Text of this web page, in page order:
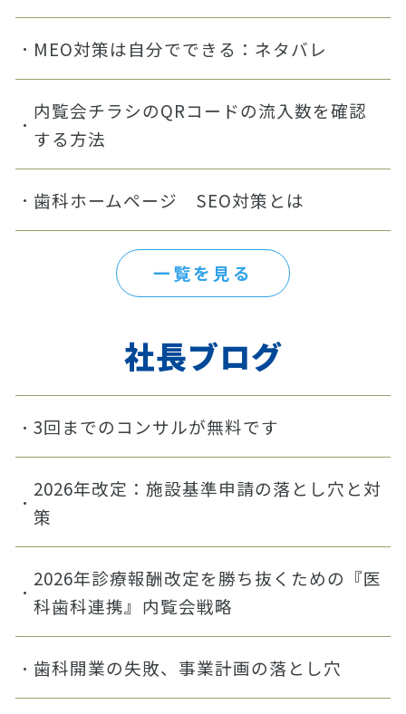
MEO対策は自分でできる：ネタバレ
内覧会チラシのQRコードの流入数を確認
する方法
歯科ホームページ SEO対策とは
一覧を見る
社長ブログ
3回までのコンサルが無料です
2026年改定：施設基準申請の落とし穴と対
策
2026年診療報酬改定を勝ち抜くための『医
科歯科連携』内覧会戦略
歯科開業の失敗、事業計画の落とし穴